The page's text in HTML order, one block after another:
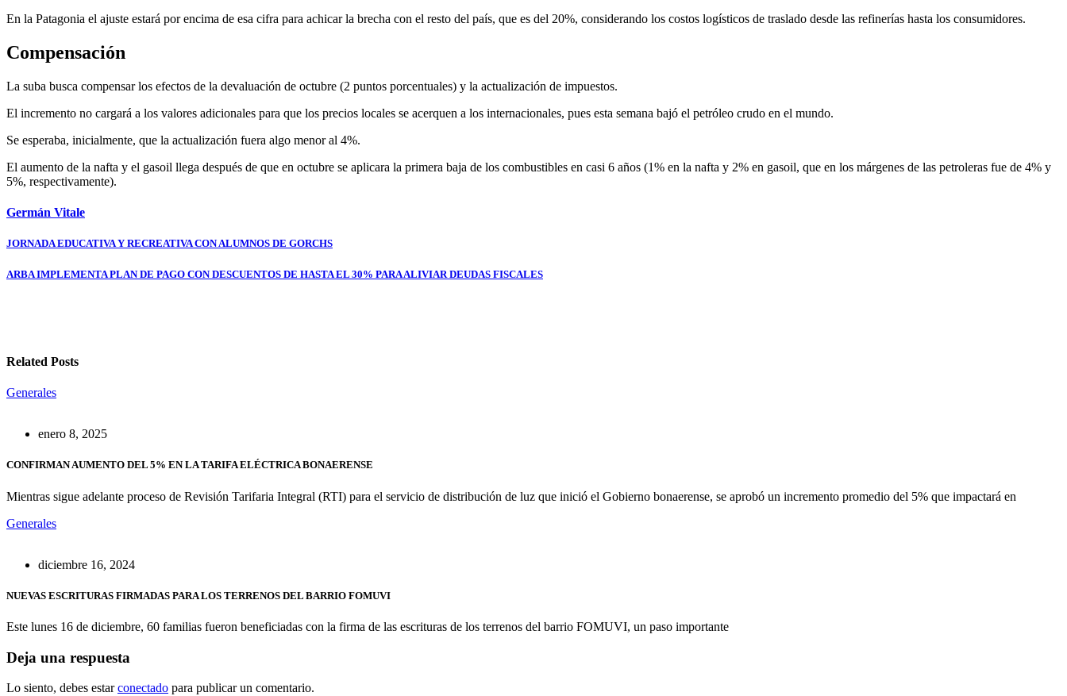
En la Patagonia el ajuste estará por encima de esa cifra para achicar la brecha con el resto del país, que es del 20%, considerando los costos logísticos de traslado desde las refinerías hasta los consumidores.
Compensación
La suba busca compensar los efectos de la devaluación de octubre (2 puntos porcentuales) y la actualización de impuestos.
El incremento no cargará a los valores adicionales para que los precios locales se acerquen a los internacionales, pues esta semana bajó el petróleo crudo en el mundo.
Se esperaba, inicialmente, que la actualización fuera algo menor al 4%.
El aumento de la nafta y el gasoil llega después de que en octubre se aplicara la primera baja de los combustibles en casi 6 años (1% en la nafta y 2% en gasoil, que en los márgenes de las petroleras fue de 4% y
5%, respectivamente).
Germán Vitale
Navegación
de
JORNADA EDUCATIVA Y RECREATIVA CON ALUMNOS DE GORCHS
ARBA IMPLEMENTA PLAN DE PAGO CON DESCUENTOS DE HASTA EL 30% PARA ALIVIAR DEUDAS FISCALES
Related Posts
Generales
enero 8, 2025
CONFIRMAN AUMENTO DEL 5% EN LA TARIFA ELÉCTRICA BONAERENSE
Mientras sigue adelante proceso de Revisión Tarifaria Integral (RTI) para el servicio de distribución de luz que inició el Gobierno bonaerense, se aprobó un incremento promedio del 5% que impactará en
Generales
diciembre 16, 2024
NUEVAS ESCRITURAS FIRMADAS PARA LOS TERRENOS DEL BARRIO FOMUVI
Este lunes 16 de diciembre, 60 familias fueron beneficiadas con la firma de las escrituras de los terrenos del barrio FOMUVI, un paso importante
Deja una respuesta
Lo siento, debes estarconectado para publicar un comentario.